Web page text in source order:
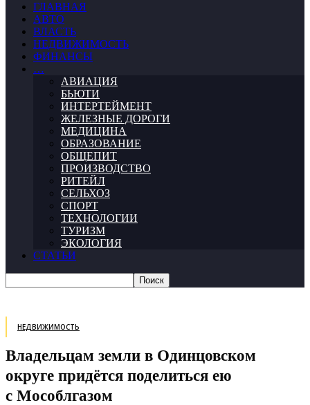
ГЛАВНАЯ
АВТО
ВЛАСТЬ
НЕДВИЖИМОСТЬ
ФИНАНСЫ
…
АВИАЦИЯ
БЬЮТИ
ИНТЕРТЕЙМЕНТ
ЖЕЛЕЗНЫЕ ДОРОГИ
МЕДИЦИНА
ОБРАЗОВАНИЕ
ОБЩЕПИТ
ПРОИЗВОДСТВО
РИТЕЙЛ
СЕЛЬХОЗ
СПОРТ
ТЕХНОЛОГИИ
ТУРИЗМ
ЭКОЛОГИЯ
СТАТЬИ
НЕДВИЖИМОСТЬ
Владельцам земли в Одинцовском
округе придётся поделиться ею
с Мособлгазом